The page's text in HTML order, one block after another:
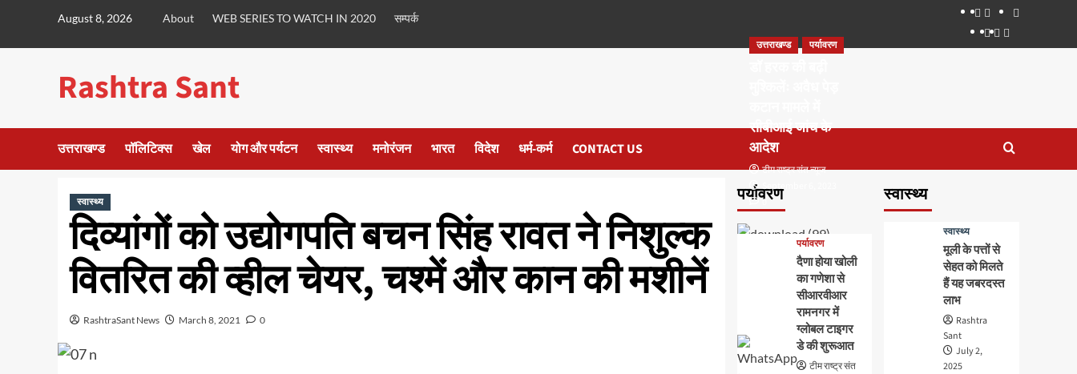
content
August 8, 2026 About WEB SERIES TO WATCH IN 2020 सम्पर्क
About
WEB
Dehradun
Smart
Life
in
Places
to
सम्पर्क
Rashtra Sant
उत्तराखण्ड पॉलिटिक्स खेल योग और पर्यटन स्वास्थ्य मनोरंजन भारत विदेश धर्म-कर्म CONTACT US
स्वास्थ्य
दिव्यांगों को उद्योगपति बचन सिंह रावत ने निशुल्क
वितरित की व्हील चेयर, चश्में और कान की मशीनें
RashtraSant News March 8, 2021 0
पर्यावरण
उत्तराखण्ड पर्यावरण
सीबीआई जांच के
आदेश
टीम राष्ट्र संत न्यूज
September 6, 2023
0
पर्यावरण
दैणा होया खोली
का गणेशा से
सीआरवीआर
रामनगर में
ग्लोबल टाइगर
डे की शुरूआत
टीम राष्ट्र संत
स्वास्थ्य
स्वास्थ्य
मूली के पत्तों से
सेहत को मिलते
हैं यह जबरदस्त
लाभ
Rashtra
Sant
July 2,
2025